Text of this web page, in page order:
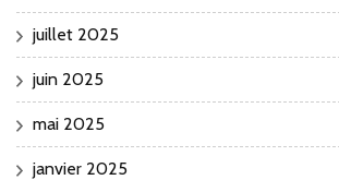
juillet 2025
juin 2025
mai 2025
janvier 2025